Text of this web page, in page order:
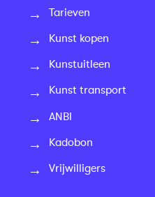
Tarieven
Kunst kopen
Kunstuitleen
Kunst transport
ANBI
Kadobon
Vrijwilligers